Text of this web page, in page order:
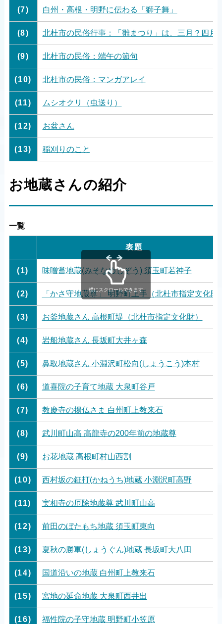
(7) 白州・高根・明野に伝わる「獅子舞」
(8) 北杜市の民俗行事：「雛まつり」は、三月？四月
(9) 北杜市の民俗：端午の節句
(10) 北杜市の民俗：マンガアレイ
(11) ムシオクリ（虫送り）
(12) お盆さん
(13) 稲刈りのこと
お地蔵さんの紹介
一覧
表題
(1) 味噌嘗地蔵(みそなめじぞう) 須玉町若神子
(2) 「かさ守地蔵尊」 明野町上手（北杜市指定文化財
(3) お釜地蔵さん 高根町堤（北杜市指定文化財）
(4) 岩船地蔵さん 長坂町大井ヶ森
(5) 鼻取地蔵さん 小淵沢町松向(しょうこう)本村
(6) 道喜院の子育て地蔵 大泉町谷戸
(7) 教慶寺の揚仏さま 白州町上教来石
(8) 武川町山高 高龍寺の200年前の地蔵尊
(9) お花地蔵 高根町村山西割
(10) 西村坂の鉦打(かねうち)地蔵 小淵沢町高野
(11) 実相寺の厄除地蔵尊 武川町山高
(12) 前田のぼたもち地蔵 須玉町東向
(13) 夏秋の勝軍(しょうぐん)地蔵 長坂町大八田
(14) 国道沿いの地蔵 白州町上教来石
(15) 宮地の延命地蔵 大泉町西井出
(16) 福性院の子守地蔵 明野町小笠原
横にスクロールできます